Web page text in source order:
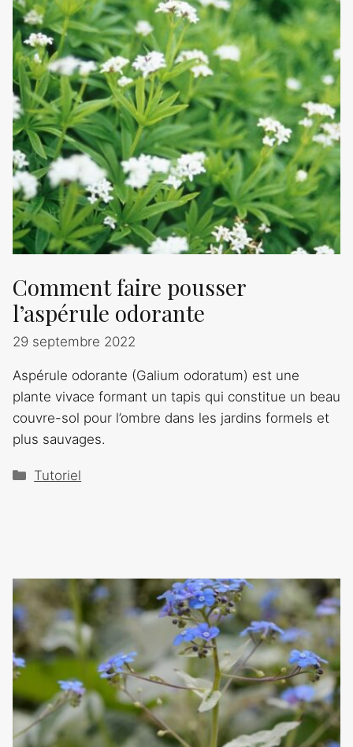
Comment faire pousser
l’aspérule odorante
29 septembre 2022
Aspérule odorante (Galium odoratum) est une
plante vivace formant un tapis qui constitue un beau
couvre-sol pour l’ombre dans les jardins formels et
plus sauvages.
Catégories
Tutoriel